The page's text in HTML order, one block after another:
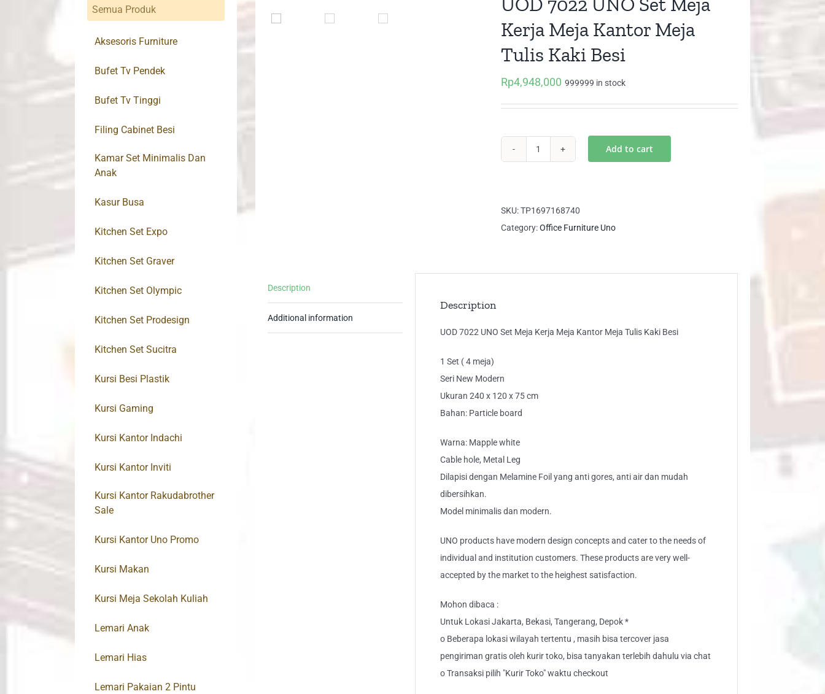
Kerja Meja Kantor Meja
Tulis Kaki Besi
Rp4,948,000 999999 in stock
Set
Meja
Kantor
Kaki
Add to cart
SKU:TP1697168740
Category:Office Furniture Uno
Description
Additional information
Description
UOD 7022 UNO Set Meja Kerja Meja Kantor Meja Tulis Kaki Besi
1 Set ( 4 meja)
Seri New Modern
Ukuran 240 x 120 x 75 cm
Bahan: Particle board
Warna: Mapple white
Cable hole, Metal Leg
Dilapisi dengan Melamine Foil yang anti gores, anti air dan mudah
dibersihkan.
Model minimalis dan modern.
UNO products have modern design concepts and cater to the needs of
individual and institution customers. These products are very well-
accepted by the market to the heighest satisfaction.
Mohon dibaca :
Untuk Lokasi Jakarta, Bekasi, Tangerang, Depok *
o Beberapa lokasi wilayah tertentu , masih bisa tercover jasa
pengiriman gratis oleh kurir toko, bisa tanyakan terlebih dahulu via chat
o Transaksi pilih "Kurir Toko" waktu checkout
Semua Produk
Aksesoris Furniture
Bufet Tv Pendek
Bufet Tv Tinggi
Filing Cabinet Besi
Kamar Set Minimalis Dan
Anak
Kasur Busa
Kitchen Set Expo
Kitchen Set Graver
Kitchen Set Olympic
Kitchen Set Prodesign
Kitchen Set Sucitra
Kursi Besi Plastik
Kursi Gaming
Kursi Kantor Indachi
Kursi Kantor Inviti
Kursi Kantor Rakudabrother
Sale
Kursi Kantor Uno Promo
Kursi Makan
Kursi Meja Sekolah Kuliah
Lemari Anak
Lemari Hias
Lemari Pakaian 2 Pintu